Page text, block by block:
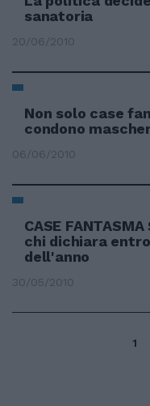
sanatoria
20/06/2010
Non solo case
condono
06/06/2010
CASE
chi dichiara
dell'anno
30/05/2010
1